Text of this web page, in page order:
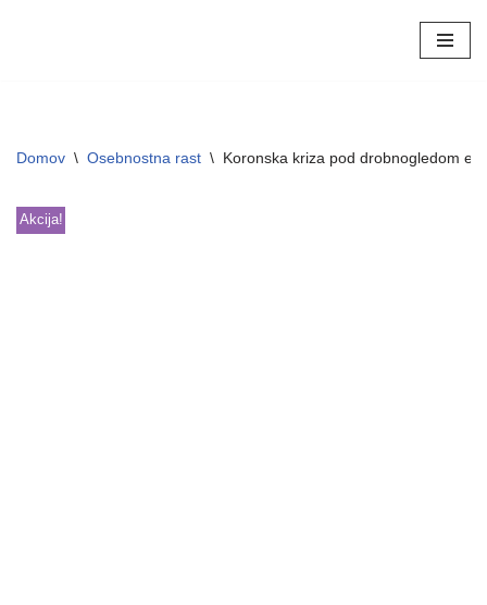
Domov \ Osebnostna rast \ Koronska kriza pod drobnogledom
Akcija!